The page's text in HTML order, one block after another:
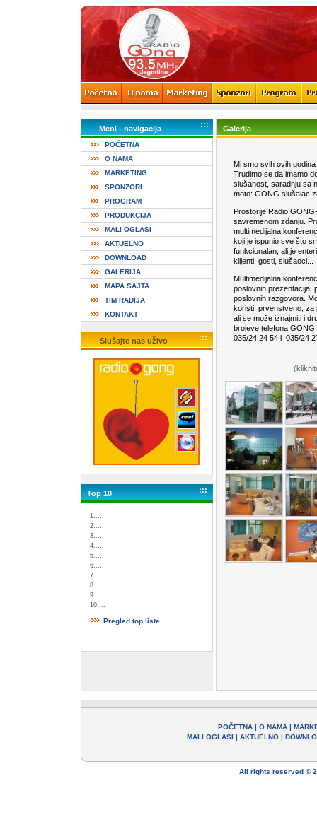
Meni - navigacija :::
POČETNA
O NAMA
MARKETING
SPONZORI
PROGRAM
PRODUKCIJA
MALI OGLASI
AKTUELNO
DOWNLOAD
GALERIJA
MAPA SAJTA
TIM RADIJA
KONTAKT
Slušajte nas uživo :::
Top 10 :::
1....
2....
3....
4....
5....
6....
7....
8....
9....
10....
Pregled top liste
Galerija
Mi smo svih ovih
Trudimo se da imamo
slušanost, saradnju sa
moto: GONG slušalac
Prostorije Radio
savremenom zdanju.
multimedijalna
koji je ispunio sve što
funkcionalan, ali je
klijenti, gosti, slušaoci...
Multimedijalna
poslovnih prezentacija,
poslovnih razgovora.
koristi, prvenstveno, za
ali se može iznajmiti i
brojeve telefona GONG
035/24 24 54 i 035/24
POČETNA | O NAMA|
MALI OGLASI | AKTUELNO |
All rights reserved ©